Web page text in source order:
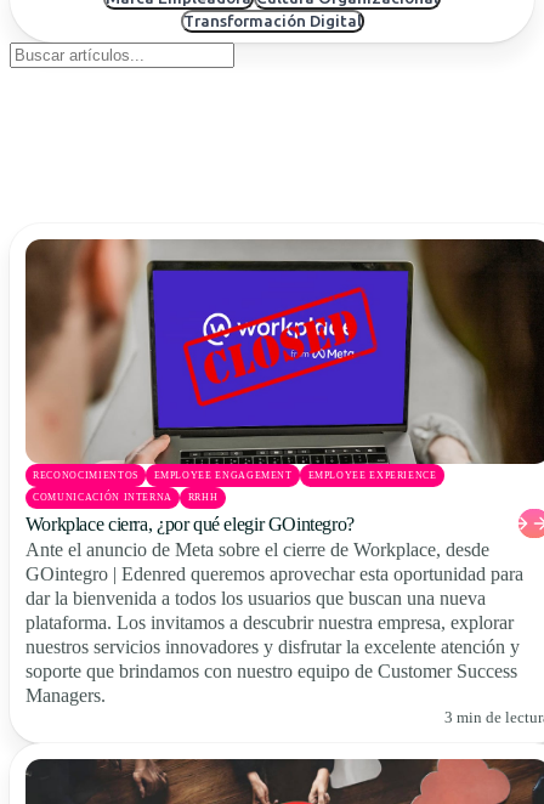
USA
Transformación Digital
RECONOCIMIENTOS EMPLOYEE ENGAGEMENT EMPLOYEE EXPERIENCE
COMUNICACIÓN INTERNA RRHH
Workplace cierra, ¿por qué elegir GOintegro?
Ante el anuncio de Meta sobre el cierre de Workplace, desde
GOintegro | Edenred queremos aprovechar esta oportunidad para
dar la bienvenida a todos los usuarios que buscan una nueva
plataforma. Los invitamos a descubrir nuestra empresa, explorar
nuestros servicios innovadores y disfrutar la excelente atención y
soporte que brindamos con nuestro equipo de Customer Success
Managers.
3 min de